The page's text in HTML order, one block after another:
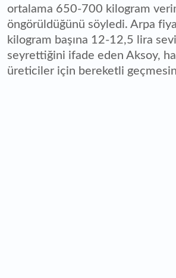
ortalama 650-700 kilogram
öngörüldüğünü söyledi. Arpa
kilogram başına 12-12,5 lira
seyrettiğini ifade eden Aksoy,
üreticiler için bereketli